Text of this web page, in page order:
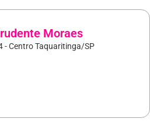
Moraes
- Centro Taquaritinga/SP